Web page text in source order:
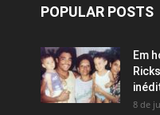
POPULAR POSTS
Em
8 de